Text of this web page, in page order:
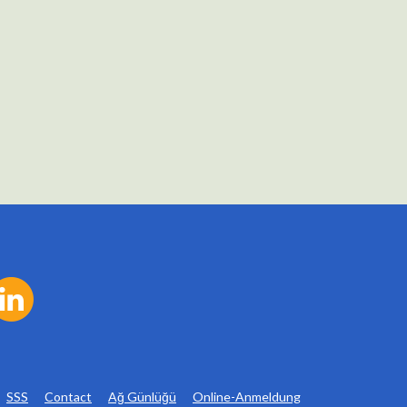
SSS Contact Ağ Günlüğü Online-Anmeldung